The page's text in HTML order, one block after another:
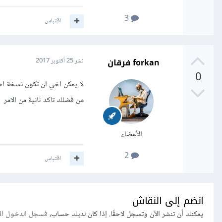
3
اقتباس
0
forkan فرقان
الأعضاء
2
نشر25 أكتوبر 2017
لا يمكن اخي ان تكون نسخة
من فضلك تاكد ثانية من الامر
اقتباس
انضم إلى النقاش
يمكنك أن تنشر الآن وتسجل لاحقًا. إذا كان لديك حساب،فسجل الدخول